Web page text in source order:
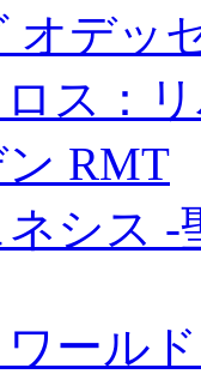
オデッ
ス：
RMT
ネシス
ール